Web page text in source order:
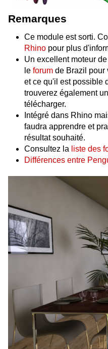
Remarques
Ce module est sorti.
Rhino pour plus
Un excellent moteur
le forum de Brazil pour
et ce qu'il est possible
trouverez également
télécharger.
Intégré dans Rhino
faudra apprendre et
résultat souhaité.
Consultez la liste des
Différences entre